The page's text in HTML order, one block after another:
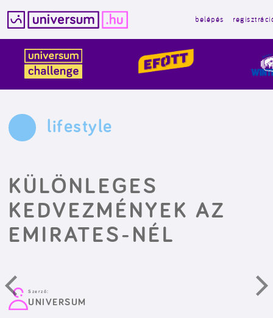
tartalomba
belépés
lifestyle
KÜLÖNLEGES
KEDVEZMÉNYEK AZ
EMIRATES-NÉL
Szerző:
UNIVERSUM